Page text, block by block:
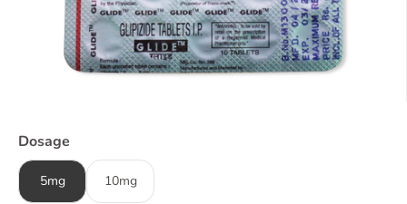
Dosage
5mg 10mg